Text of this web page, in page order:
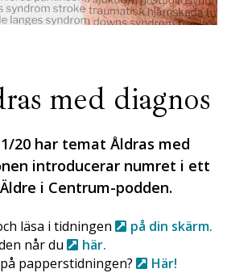
med diagnos
20 har temat Åldras med
introducerar numret i ett
i Centrum-podden.
läsa i tidningen
på din skärm.
når du
här.
papperstidningen?
Här!